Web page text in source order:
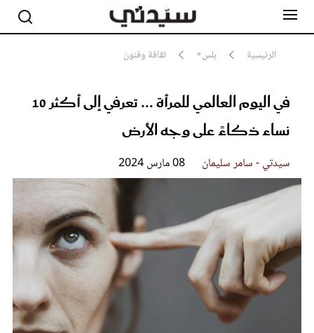
الرئيسية بلس+ ثقافة وفنون
في اليوم العالمي للمرأة ... تعرفي إلى أكثر 10
نساء ذكاءً على وجه الأرض
سيدتي - سامر سليمان 08 مارس 2024
مشاهير
أناقة
جمال
سيدتي وطفلك
لايف ستايل
بلس+
فيديو
مطبخ سيدتي
مقالات الرأي
ستايل